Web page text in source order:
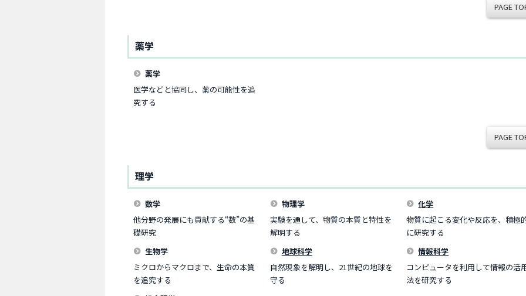
PAGE
薬学
薬学
医学などと協同し、薬の可能性を追
究する
PAGE
理学
数学
他分野の発展にも貢献する“数”の基
礎研究
物理学
実験を通して、物質の本質と特性を
解明する
化学
物質に起こる変化や反応を、積極
に研究する
生物学
ミクロからマクロまで、生命の本質
を追究する
地球科学
自然現象を解明し、21世紀の地球を
守る
情報科学
コンピュータを利用して情報の活
法を研究する